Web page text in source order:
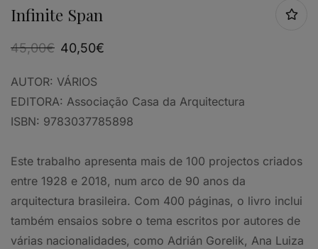
Infinite Span
45,00€ 40,50€
AUTOR: VÁRIOS
EDITORA: Associação Casa da Arquitectura
ISBN: 9783037785898
Este trabalho apresenta mais de 100 projectos criados
entre 1928 e 2018, num arco de 90 anos da
arquitectura brasileira. Com 400 páginas, o livro inclui
também ensaios sobre o tema escritos por autores de
várias nacionalidades, como Adrián Gorelik, Ana Luiza